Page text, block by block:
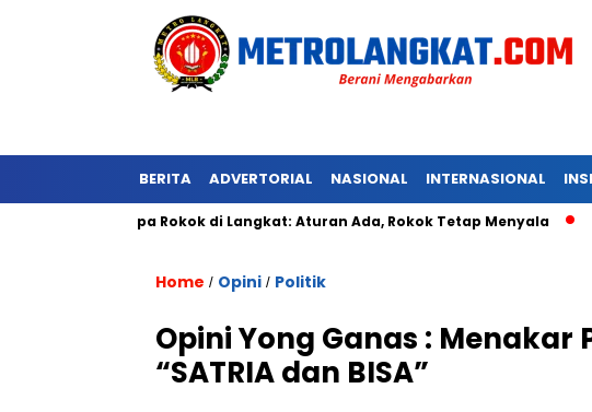
BERITA ADVERTORIAL NASIONAL INTERNASIONAL
Tanpa Rokok di Langkat: Aturan Ada, Rokok Tetap Menyala
Home / Opini / Politik
Opini Yong Ganas :
“SATRIA dan BISA”